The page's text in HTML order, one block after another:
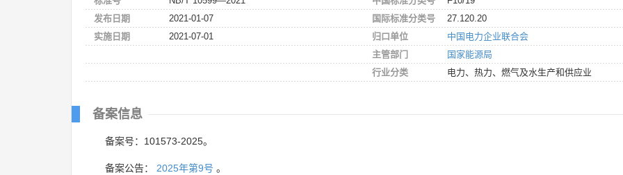
发布日期
2021-01-07
实施日期
2021-07-01
国际标准分类号
27.120.20
归口单位
中国电力企业联合会
主管部门
国家能源局
行业分类
电力、热力、燃气及水生产和供应业
备案信息
备案号：101573-2025。
备案公告： 2025年第9号 。